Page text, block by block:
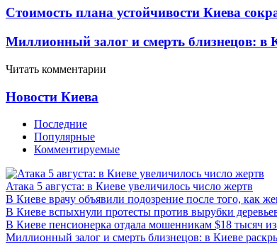
Стоимость плана устойчивости Киева
Миллионный залог и смерть близнецов: в
Читать комментарии
Новости Киева
Последние
Популярные
Комментируемые
Атака 5 августа: в Киеве увеличилось число жертв
В Киеве врачу объявили подозрение после того, как
В Киеве вспыхнули протесты против вырубки
В Киеве пенсионерка отдала мошенникам $18 тысяч
Миллионный залог и смерть близнецов: в Киеве